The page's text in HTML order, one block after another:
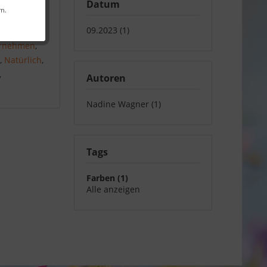
Datum
09.2023 (1)
Autoren
Nadine Wagner (1)
Tags
Farben (1)
Alle anzeigen
,
, Natürlich,
,